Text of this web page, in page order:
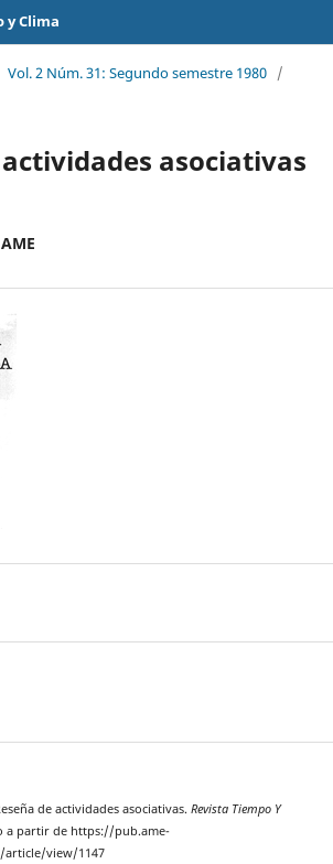
y Clima
Vol. 2 Núm. 31: Segundo semestre 1980 /
actividades asociativas
de actividades asociativas. Revista Tiempo Y
a partir de https://pub.ame-
view/1147